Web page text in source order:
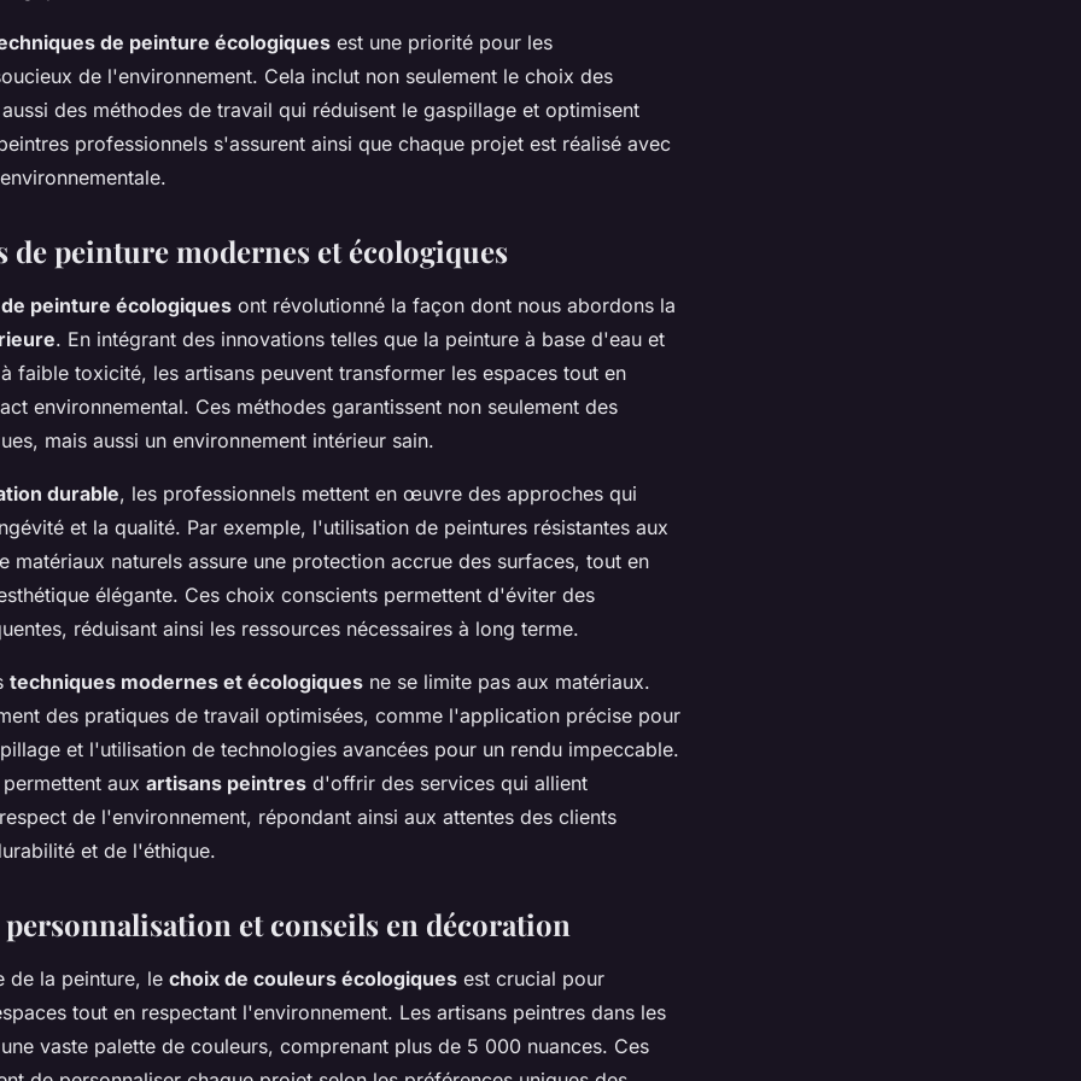
de peinture écologiques est une priorité pour les
de l'environnement. Cela inclut non seulement le choix des
des méthodes de travail qui réduisent le gaspillage et optimisent
professionnels s'assurent ainsi que chaque projet est réalisé avec
de peinture modernes et écologiques
peinture écologiques ont révolutionné la façon dont nous abordons la
. En intégrant des innovations telles que la peinture à base d'eau et
faible toxicité, les artisans peuvent transformer les espaces tout en
environnemental. Ces méthodes garantissent non seulement des
mais aussi un environnement intérieur sain.
durable, les professionnels mettent en œuvre des approches qui
et la qualité. Par exemple, l'utilisation de peintures résistantes aux
matériaux naturels assure une protection accrue des surfaces, tout en
élégante. Ces choix conscients permettent d'éviter des
réduisant ainsi les ressources nécessaires à long terme.
techniques modernes et écologiques ne se limite pas aux matériaux.
des pratiques de travail optimisées, comme l'application précise pour
et l'utilisation de technologies avancées pour un rendu impeccable.
aux artisans peintres d'offrir des services qui allient
de l'environnement, répondant ainsi aux attentes des clients
et de l'éthique.
et conseils en décoration
de la peinture, le choix de couleurs écologiques est crucial pour
tout en respectant l'environnement. Les artisans peintres dans les
vaste palette de couleurs, comprenant plus de 5 000 nuances. Ces